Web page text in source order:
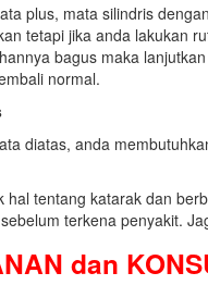
plus, mata silindris
tetapi jika anda lakukan
bagus maka
normal.
diatas, anda
hal tentang katarak dan
terkena penyakit.
dan